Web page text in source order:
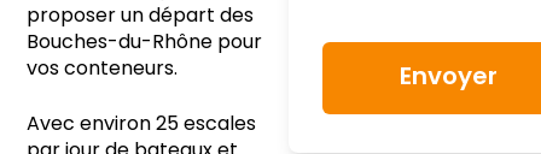
proposer un départ des
Bouches-du-Rhône pour
vos conteneurs.
Avec environ 25 escales